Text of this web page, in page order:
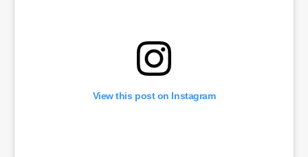
View this post on Instagram